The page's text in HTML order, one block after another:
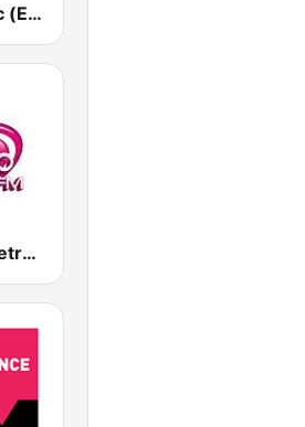
Европа Плюс (Europa Plus)
Ретро FM (Retro FM)